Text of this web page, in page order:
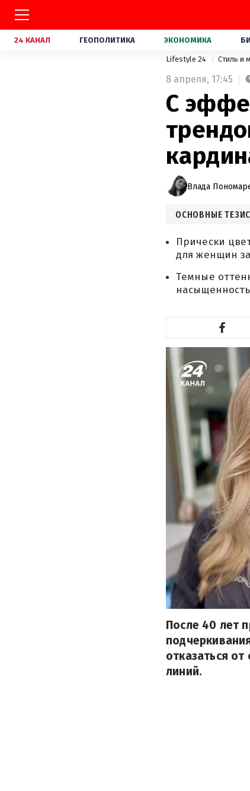
24 КАНАЛ ГЕОПОЛИТИКА ЭКОНОМИКА
Lifestyle 24 Стиль и
8 апреля, 17:45
С
Влада
ОСНОВНЫЕ
Прически
для женщин
Темные
После 40 лет
отказаться
линий.